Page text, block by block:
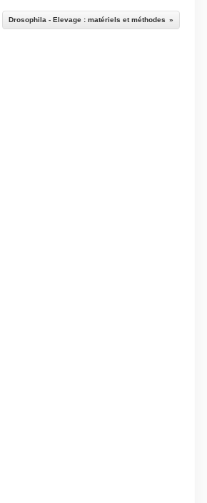
Drosophila - Elevage : matériels et méthodes